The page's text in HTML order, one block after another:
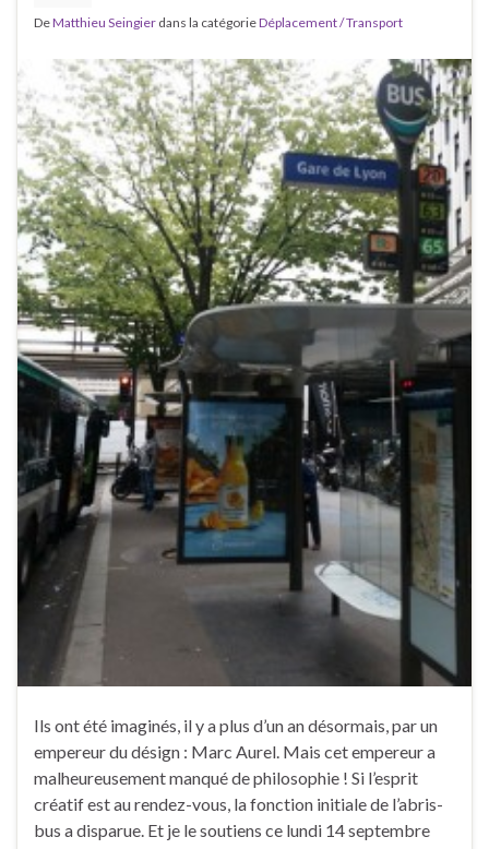
DeMatthieu Seingier dans la catégorieDéplacement / Transport
Ils ont été imaginés, il y a plus d’un an désormais, par un
empereur du désign : Marc Aurel. Mais cet empereur a
malheureusement manqué de philosophie ! Si l’esprit
créatif est au rendez-vous, la fonction initiale de l’abris-
bus a disparue. Et je le soutiens ce lundi 14 septembre